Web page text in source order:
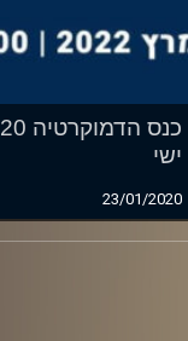
ישי
23/01/2020